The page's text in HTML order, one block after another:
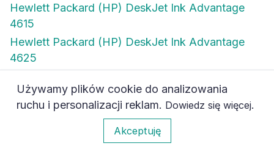
Hewlett Packard (HP) DeskJet Ink Advantage
4615
Hewlett Packard (HP) DeskJet Ink Advantage
4625
4645
Hewlett Packard (HP) DeskJet Ink Advantage
Hewlett Packard (HP) DeskJet Ink Advantage
Używamy plików cookie do analizowania
ruchu i personalizacji reklam. Dowiedz się więcej.
Akceptuję